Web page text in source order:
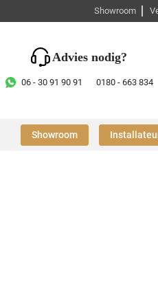
Showroom
Advies nodig?
06 - 30 91 90 91 0180 - 663 834
Showroom